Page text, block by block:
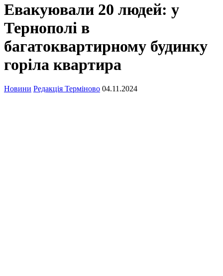
Евакуювали 20 людей: у
Тернополі в
багатоквартирному будинку
горіла квартира
Новини Редакція Терміново 04.11.2024